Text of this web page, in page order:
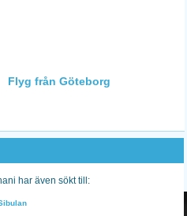
Flyg från Göteborg
har även sökt till: